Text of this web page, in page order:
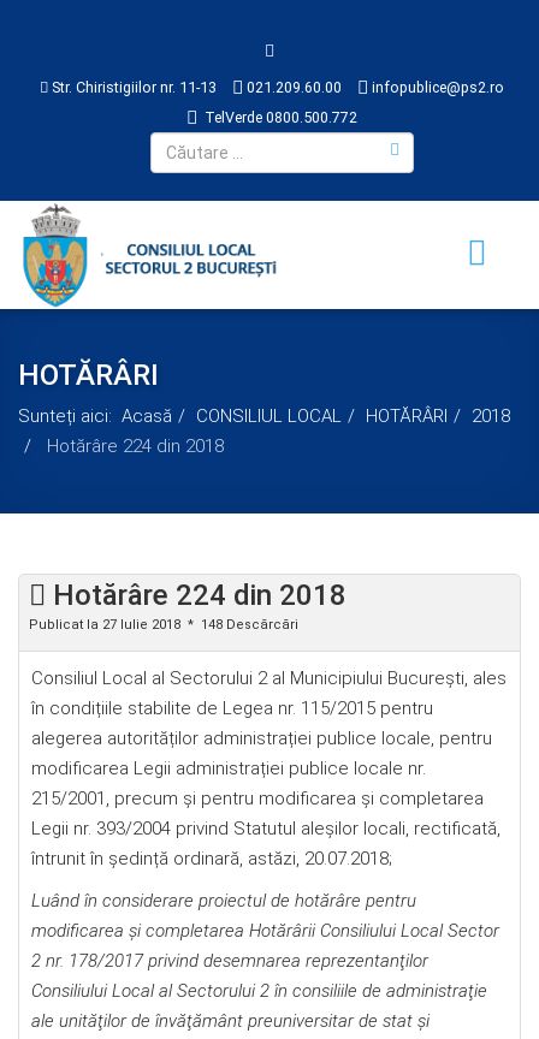
Str. Chiristigiilor nr. 11-13 021.209.60.00
infopublice@ps2.ro
TelVerde 0800.500.772
HOTĂRÂRI
Sunteți aici: Acasă CONSILIUL LOCAL HOTĂRÂRI
2018
Hotărâre 224 din 2018
Hotărâre 224 din 2018
Publicat la 27 Iulie 2018 148 Descărcări
Consiliul Local al Sectorului 2 al Municipiului București, ales
în condițiile stabilite de Legea nr. 115/2015 pentru
alegerea autorităților administrației publice locale, pentru
modificarea Legii administrației publice locale nr.
215/2001, precum şi pentru modificarea şi completarea
Legii nr. 393/2004 privind Statutul aleșilor locali, rectificată,
întrunit în ședință ordinară, astăzi, 20.07.2018;
Luând în considerare proiectul de hotărâre pentru
modificarea şi completarea Hotărârii Consiliului Local Sector
2 nr. 178/2017 privind desemnarea reprezentanţilor
Consiliului Local al Sectorului 2 în consiliile de administraţie
ale unităţilor de învăţământ preuniversitar de stat şi